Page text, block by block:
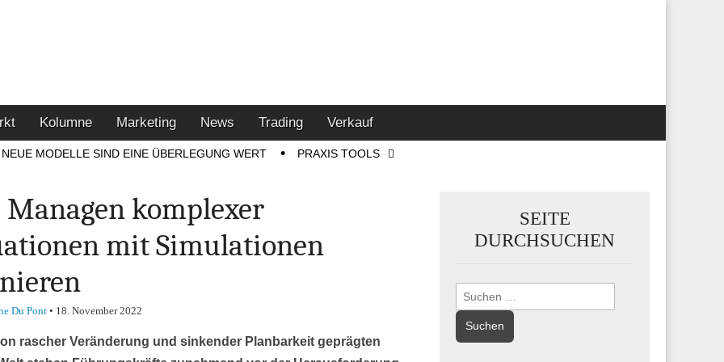
Kolumne Marketing News Trading Verkauf
NEUE MODELLE SIND EINE ÜBERLEGUNG WERT PRAXIS TOOLS
Managen komplexer
mit Simulationen
Du Pont• 18. November 2022
rascher Veränderung und sinkender Planbarkeit geprägten
SEITE
DURCHSUCHEN
Suchen
nach: